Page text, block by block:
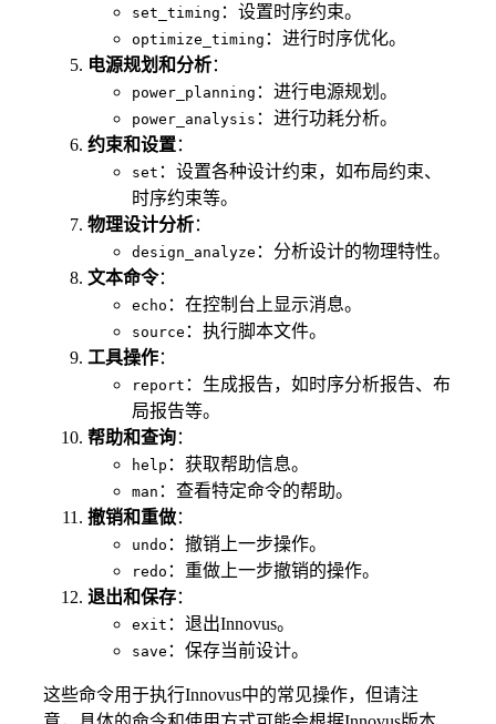
set_timing ：设置时序约束。
optimize_timing ：进行时序优化。
电源规划和分析：
power_planning ：进行电源规划。
power_analysis ：进行功耗分析。
约束和设置：
set ：设置各种设计约束，如布局约束、
时序约束等。
物理设计分析：
design_analyze ：分析设计的物理特性。
文本命令：
echo ：在控制台上显示消息。
source ：执行脚本文件。
工具操作：
report ：生成报告，如时序分析报告、布
局报告等。
帮助和查询：
help ：获取帮助信息。
man ：查看特定命令的帮助。
撤销和重做：
undo ：撤销上一步操作。
redo ：重做上一步撤销的操作。
退出和保存：
exit ：退出Innovus。
save ：保存当前设计。
这些命令用于执行Innovus中的常见操作，但请注